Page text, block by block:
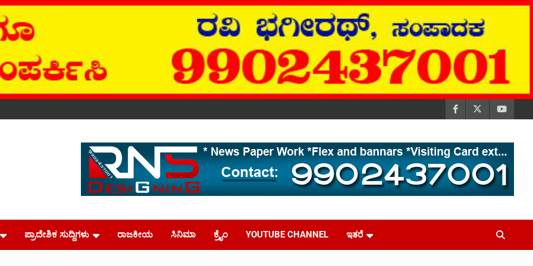
ಪ್ರಾದೇಶಿಕ ಸುದ್ದಿಗಳು ರಾಜಕೀಯ ಸಿನಿಮಾ ಕ್ರೈಂ YOUTUBE CHANNEL ಇತರೆ